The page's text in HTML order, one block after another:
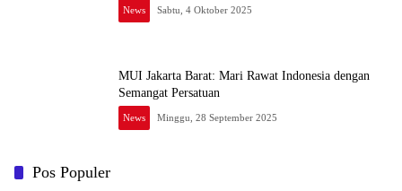
News Sabtu, 4 Oktober 2025
MUI Jakarta Barat: Mari Rawat Indonesia dengan
Semangat Persatuan
News Minggu, 28 September 2025
Pos PopulerWaspada Karhutla dan Kemarau Panjang, Permana